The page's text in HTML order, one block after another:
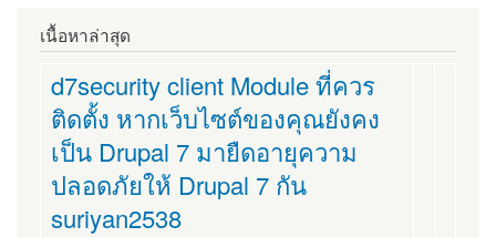
เนื้อหาล่าสุด
d7security client Module ที่ควร
ติดตั้ง หากเว็บไซต์ของคุณยังคง
เป็น Drupal 7 มายืดอายุความ
ปลอดภัยให้ Drupal 7 กัน
suriyan2538